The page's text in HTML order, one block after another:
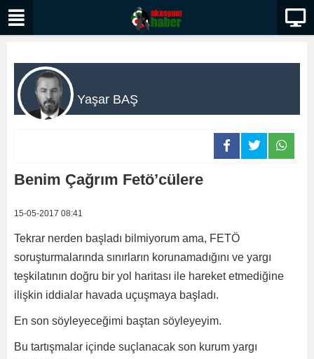
Yaşar BAŞ
Benim Çağrım Fetö’cülere
15-05-2017 08:41
Tekrar nerden başladı bilmiyorum ama, FETÖ
soruşturmalarında sınırların korunamadığını ve yargı
teşkilatının doğru bir yol haritası ile hareket etmediğine
ilişkin iddialar havada uçuşmaya başladı.
En son söyleyeceğimi baştan söyleyeyim.
Bu tartışmalar içinde suçlanacak son kurum yargı